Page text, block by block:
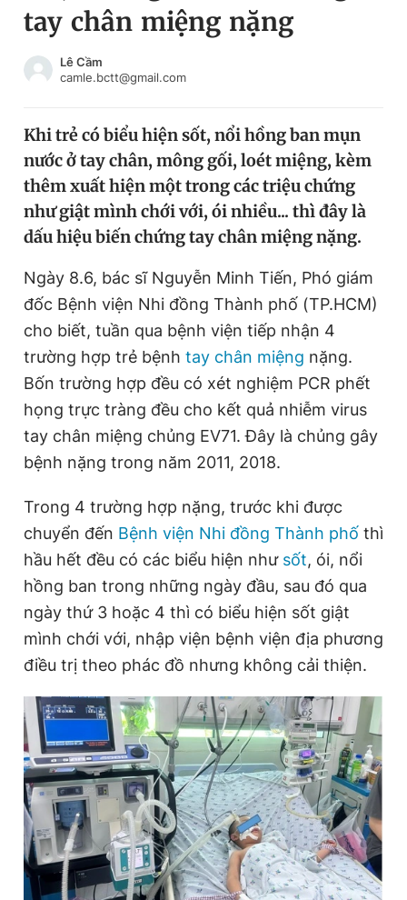
Chuyên mục khác
Chào ngày mới
Video Magazine
Sản phẩm khác
Tiện ích Bạn cần biết
Thông tin tòa soạn Liên hệ quảng cáo
Đọc Thanh Niên trên điện thoại
Theo dõi báo trên
Hotline Liên hệ quảng cáo
0908 780 404
Đặt báo Quảng cáo RSS Tòa soạn Chính sách bảo
Tổng biên tập: Nguyễn Ngọc Toàn
Phó tổng biên tập thường trực: Hải Thành
Phó tổng biên tập: Lâm Hiếu Dũng
Phó tổng biên tập: Trần Việt Hưng
Tổng thư ký tòa soạn: Đức Trung
Giấy phép xuất bản số 110/GP - BTTTT cấp ngày 24.3.2020
© 2003-2026 Bản quyền thuộc về Báo Thanh Niên. Cấm sao
chép dưới mọi hình thức nếu không có sự chấp thuận bằng văn
bản. Phát triển bởi ePi Technologies, JSC.
Tin đã xem
tay chân miệng nặng
Lê Cầm
camle.bctt@gmail.com
Khi trẻ có biểu hiện sốt, nổi hồng ban mụn
nước ở tay chân, mông gối, loét miệng, kèm
thêm xuất hiện một trong các triệu chứng
như giật mình chới với, ói nhiều... thì đây là
dấu hiệu biến chứng tay chân miệng nặng.
Ngày 8.6, bác sĩ Nguyễn Minh Tiến, Phó giám
đốc Bệnh viện Nhi đồng Thành phố (TP.HCM)
cho biết, tuần qua bệnh viện tiếp nhận 4
trường hợp trẻ bệnh tay chân miệng nặng.
Bốn trường hợp đều có xét nghiệm PCR phết
họng trực tràng đều cho kết quả nhiễm virus
tay chân miệng chủng EV71. Đây là chủng gây
bệnh nặng trong năm 2011, 2018.
Trong 4 trường hợp nặng, trước khi được
chuyển đến Bệnh viện Nhi đồng Thành phố thì
hầu hết đều có các biểu hiện như sốt, ói, nổi
hồng ban trong những ngày đầu, sau đó qua
ngày thứ 3 hoặc 4 thì có biểu hiện sốt giật
mình chới với, nhập viện bệnh viện địa phương
điều trị theo phác đồ nhưng không cải thiện.